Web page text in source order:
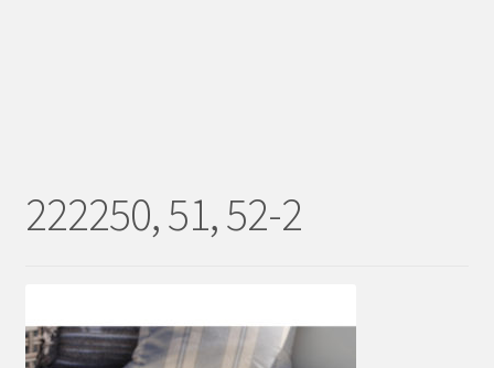
ÅF KONTO
222250, 51, 52-2